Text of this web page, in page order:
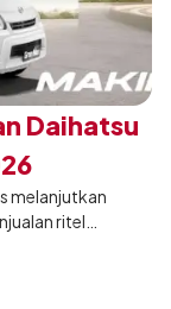
Daihatsu
melanjutkan
ritel
tersebut tumbuh
lalu sebanyak
Juni 2026 lalu.